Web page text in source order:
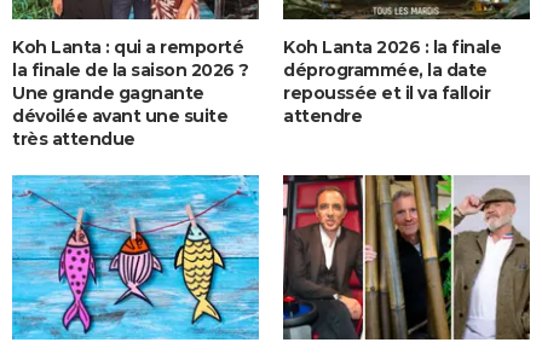
Koh Lanta : qui a remporté
la finale de la saison 2026 ?
Une grande gagnante
dévoilée avant une suite
très attendue
Koh Lanta 2026 : la finale
déprogrammée, la date
repoussée et il va falloir
attendre